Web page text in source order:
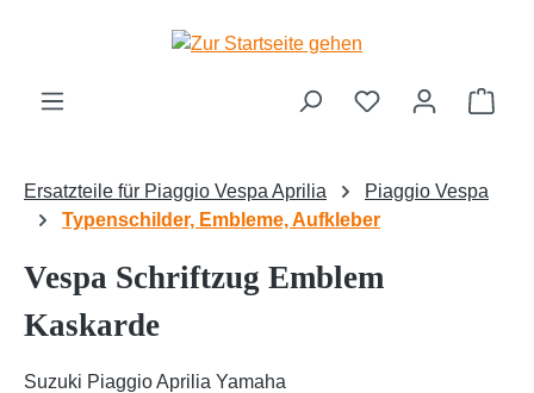
Zum Hauptinhalt springen
Ersatzteile für Piaggio Vespa Aprilia
Piaggio Vespa
Typenschilder, Embleme, Aufkleber
Vespa Schriftzug Emblem
Kaskarde
Suzuki Piaggio Aprilia Yamaha